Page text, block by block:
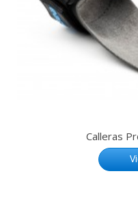
Calleras